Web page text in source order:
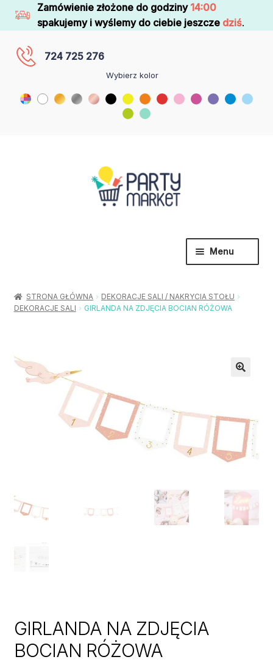
Zamówienie złożone do godziny 14:00
spakujemy i wyślemy do ciebie jeszcze dziś.
724 725 276
Wybierz kolor
Menu
menu
Urodziny / Imprezy
Stroje / Dodatki
Rozwiń
Akcesoria Party
STRONA GŁÓWNA
DEKORACJE SALI / NAKRYCIA STOŁU
DEKORACJE SALI
GIRLANDA NA ZDJĘCIA BOCIAN RÓŻOWA
GIRLANDA NA ZDJĘCIA
BOCIAN RÓŻOWA